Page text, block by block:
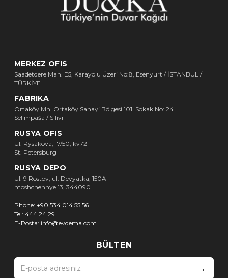
MERKEZ OFIS
Saadetdere Mah. E5, Karayolu Üzeri No:8, Esenyurt / İSTANBUL /
TÜRKİYE
FABRIKA
Ortaköy Mh. Ortaköy Sanayi Bölgesi 101. Sokak No: 24
Selimpaşa / Silivri
RUSYA OFIS
Ul. Rysakova, 17/50, kv72
St. Petersburg
RUSYA DEPO
Ul. 9 Rostov, ul. Devyatka, 150A
moshchennye 13, 344090
Phone: +90 534 014 55 56
Tel: 444 24 29
E-Posta: info@evdema.com
BÜLTEN
→